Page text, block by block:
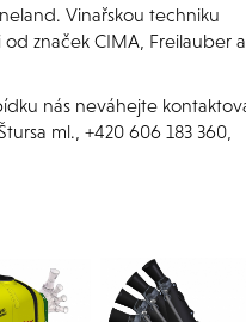
Vinařskou techniku
od značek CIMA, Freilauber a
nás neváhejte
ml., +420 606 183 360,